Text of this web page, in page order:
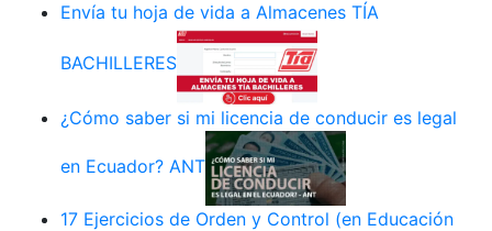
Envía tu hoja de vida a Almacenes TÍA
BACHILLERES
¿Cómo saber si mi licencia de conducir es legal
en Ecuador? ANT
17 Ejercicios de Orden y Control (en Educación